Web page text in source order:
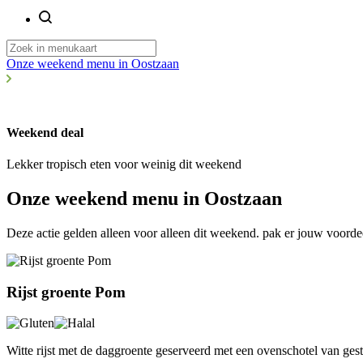
Onze weekend menu in Oostzaan
Weekend deal
Lekker tropisch eten voor weinig dit weekend
Onze weekend menu in Oostzaan
Deze actie gelden alleen voor alleen dit weekend. pak er jouw
Rijst groente Pom
Witte rijst met de daggroente geserveerd met een ovenschotel van